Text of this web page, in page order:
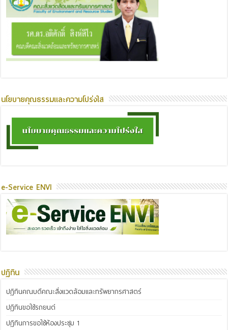
นโยบายคุณธรรมและความโปร่งใส
e-Service ENVI
ปฏิทิน
ปฏิทินคณบดีคณะสิ่งแวดล้อมและทรัพยากรศาสตร์
ปฏิทินขอใช้รถยนต์
ปฏิทินการขอใช้ห้องประชุม 1